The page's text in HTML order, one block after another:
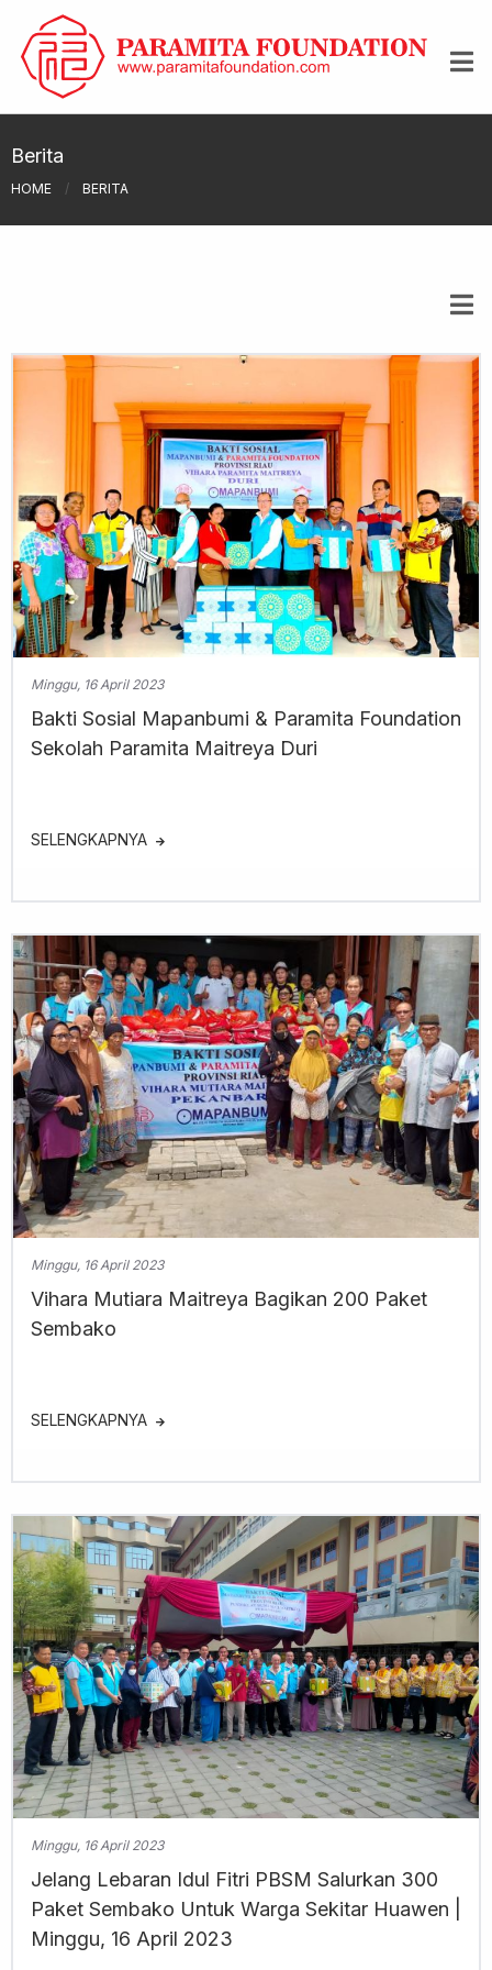
Berita
HOME / BERITA
Minggu, 16 April 2023
Bakti Sosial Mapanbumi & Paramita Foundation
Sekolah Paramita Maitreya Duri
SELENGKAPNYA
Minggu, 16 April 2023
Vihara Mutiara Maitreya Bagikan 200 Paket
Sembako
SELENGKAPNYA
Minggu, 16 April 2023
Jelang Lebaran Idul Fitri PBSM Salurkan 300
Paket Sembako Untuk Warga Sekitar Huawen |
Minggu, 16 April 2023